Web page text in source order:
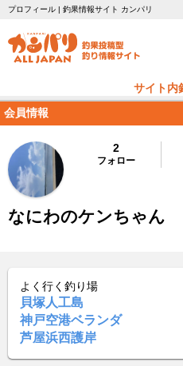
プロフィール | 釣果情報サイト カンパリ
サイト内
会員情報
2
フォロー
なにわのケンちゃん
よく行く釣り場
貝塚人工島
神戸空港ベランダ
芦屋浜西護岸